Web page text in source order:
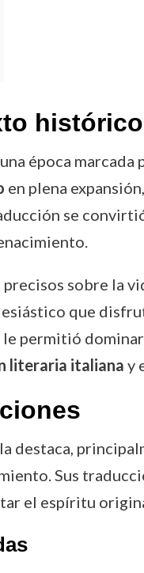
histórico
época
en plena
se
sobre la
que
permitió
literaria italiana y
destaca,
Sus
el espíritu